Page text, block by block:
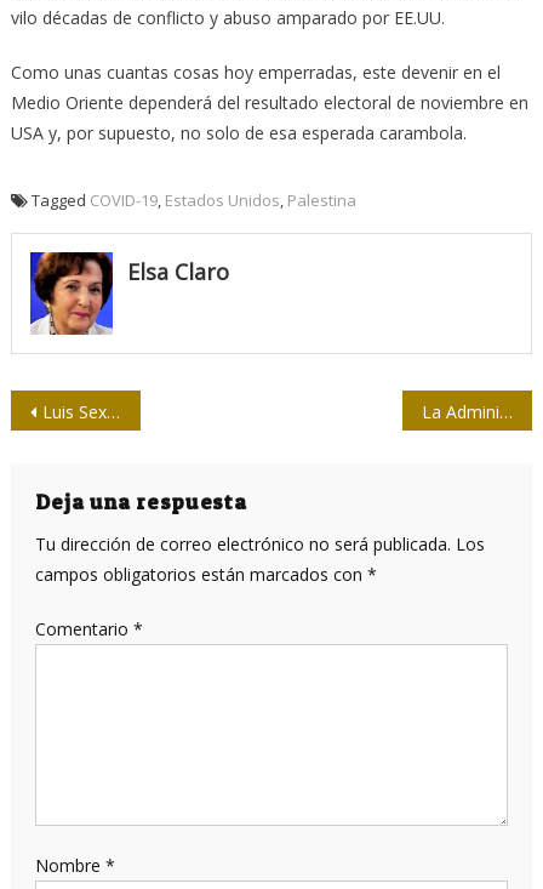
vilo décadas de conflicto y abuso amparado por EE.UU.
Como unas cuantas cosas hoy emperradas, este devenir en el
Medio Oriente dependerá del resultado electoral de noviembre en
USA y, por supuesto, no solo de esa esperada carambola.
Tagged COVID-19, Estados Unidos, Palestina
Elsa Claro
Navegación
entradas
Luis Sexto: “El periodista es un servidor público” La Administración Trump compró casi todos los suministros mundiales de remdesivir
Deja una respuesta
Tu dirección de correo electrónico no será publicada. Los
campos obligatorios están marcados con *
Comentario *
Nombre *